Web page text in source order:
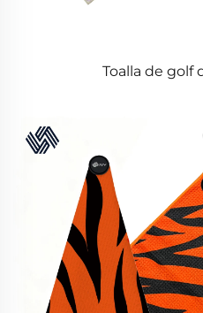
Toalla de golf